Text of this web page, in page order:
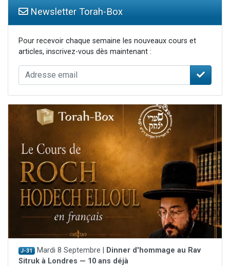
Newsletter Torah-Box
Pour recevoir chaque semaine les nouveaux cours et
articles, inscrivez-vous dès maintenant :
J-31 Mardi 8 Septembre |
Dinner d'hommage au Rav
Sitruk à Londres — 10 ans déjà